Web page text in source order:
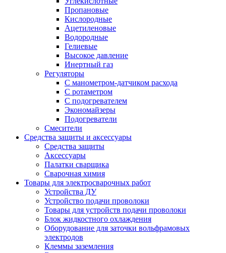
Пропановые
Кислородные
Ацетиленовые
Водородные
Гелиевые
Высокое давление
Инертный газ
Регуляторы
С манометром-датчиком расхода
С ротаметром
С подогревателем
Экономайзеры
Подогреватели
Смесители
Средства защиты и аксессуары
Средства защиты
Аксессуары
Палатки сварщика
Сварочная химия
Товары для электросварочных работ
Устройства ДУ
Устройство подачи проволоки
Товары для устройств подачи проволоки
Блок жидкостного охлаждения
Оборудование для заточки вольфрамовых
электродов
Клеммы заземления